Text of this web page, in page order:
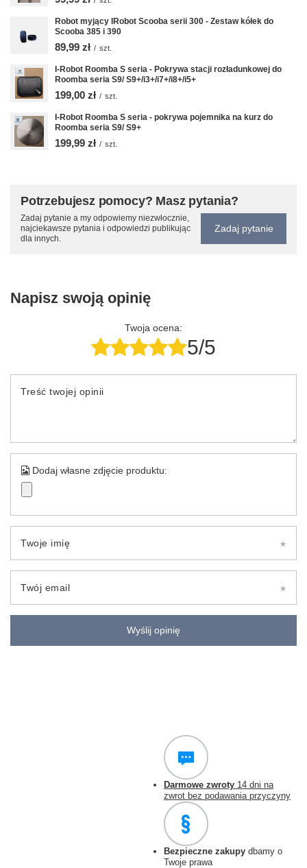
Robot myjący IRobot Scooba serii 300 - Zestaw kółek do
Scooba 385 i 390
89,99 zł / szt.
I-Robot Roomba S seria - Pokrywa stacji rozładunkowej do
Roomba seria S9/ S9+/i3+/i7+/i8+/i5+
199,00 zł / szt.
I-Robot Roomba S seria - pokrywa pojemnika na kurz do
Roomba seria S9/ S9+
199,99 zł / szt.
Potrzebujesz pomocy? Masz pytania?
Zadaj pytanie a my odpowiemy niezwłocznie,
najciekawsze pytania i odpowiedzi publikując
dla innych.
Zadaj pytanie
Napisz swoją opinię
Twoja ocena:
5/5
Treść twojej opinii
Dodaj własne zdjęcie produktu:
Twoje imię
Twój email
Wyślij opinię
Darmowe zwroty 14 dni na
zwrot bez podawania przyczyny
Bezpieczne zakupy dbamy o
Twoje prawa